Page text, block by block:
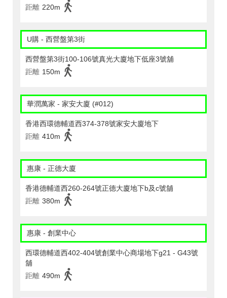
距離 220m
U購 - 西營盤第3街
西營盤第3街100-106號真光大廈地下低座3號舖
距離 150m
華潤萬家 - 家安大廈 (#012)
香港西環德輔道西374-378號家安大廈地下
距離 410m
惠康 - 正德大廈
香港德輔道西260-264號正德大廈地下b及c號舖
距離 380m
惠康 - 創業中心
西環德輔道西402-404號創業中心商場地下g21 - G43號
舖
距離 490m